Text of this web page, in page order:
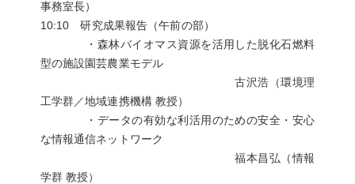
事務室長）
10:10 研究成果報告（午前の部）
・森林バイオマス資源を活用した脱化石燃料
型の施設園芸農業モデル
古沢浩（環境理
工学群／地域連携機構 教授）
・データの有効な利活用のための安全・安心
な情報通信ネットワーク
福本昌弘（情報
学群 教授）